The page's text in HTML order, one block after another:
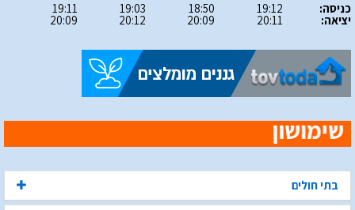
כניסה:
יציאה:
19:12
20:11
18:50
20:09
19:03
20:12
19:11
20:09
בתי חולים